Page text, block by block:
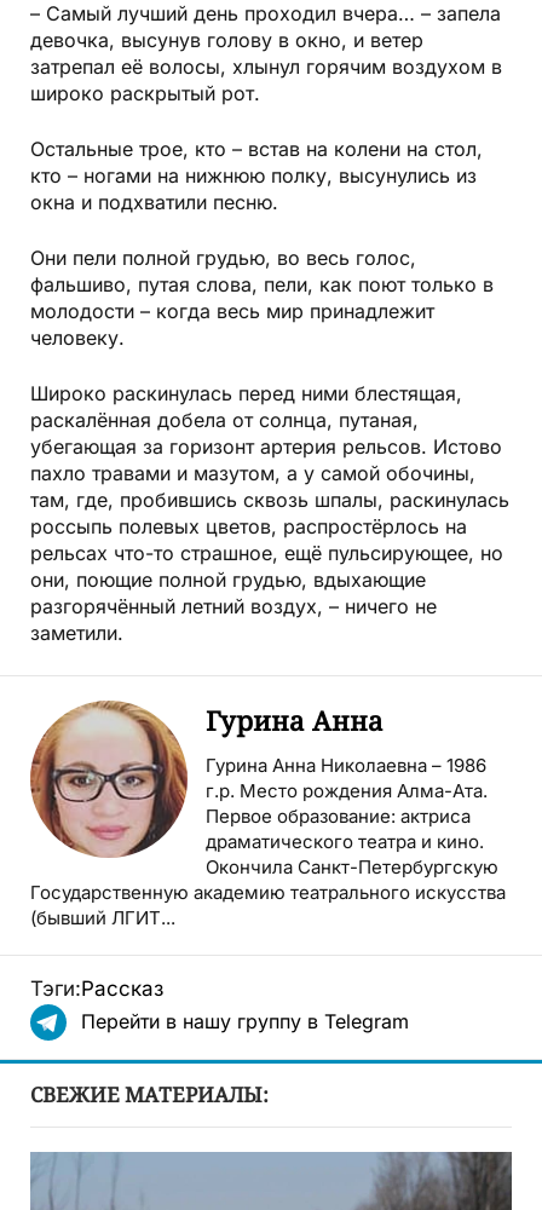
– Самый лучший день проходил вчера… – запела
девочка, высунув голову в окно, и ветер
затрепал её волосы, хлынул горячим воздухом в
широко раскрытый рот.
Остальные трое, кто – встав на колени на стол,
кто – ногами на нижнюю полку, высунулись из
окна и подхватили песню.
Они пели полной грудью, во весь голос,
фальшиво, путая слова, пели, как поют только в
молодости – когда весь мир принадлежит
человеку.
Широко раскинулась перед ними блестящая,
раскалённая добела от солнца, путаная,
убегающая за горизонт артерия рельсов. Истово
пахло травами и мазутом, а у самой обочины,
там, где, пробившись сквозь шпалы, раскинулась
россыпь полевых цветов, распростёрлось на
рельсах что-то страшное, ещё пульсирующее, но
они, поющие полной грудью, вдыхающие
разгорячённый летний воздух, – ничего не
заметили.
Гурина Анна
Гурина Анна Николаевна – 1986
г.р. Место рождения Алма-Ата.
Первое образование: актриса
драматического театра и кино.
Окончила Санкт-Петербургскую
Государственную академию театрального искусства
(бывший ЛГИТ...
Тэги:Рассказ
Перейти в нашу группу в Telegram
СВЕЖИЕ МАТЕРИАЛЫ: